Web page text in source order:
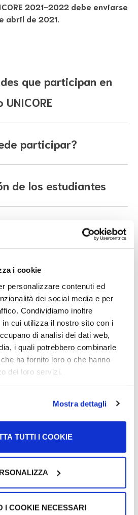
i cookie
personalizzare contenuti ed
dei social media e per
Condividiamo inoltre
in cui utilizza il nostro sito con i
di analisi dei dati web,
i quali potrebbero combinarle
ha fornito loro o che hanno
dei loro servizi.
Mostra dettagli
TUTTI I COOKIE
I COOKIE NECESSARI
2021-2022 debe enviarse
abril de 2021.
que participan en
participar?
de los estudiantes
para
para
para